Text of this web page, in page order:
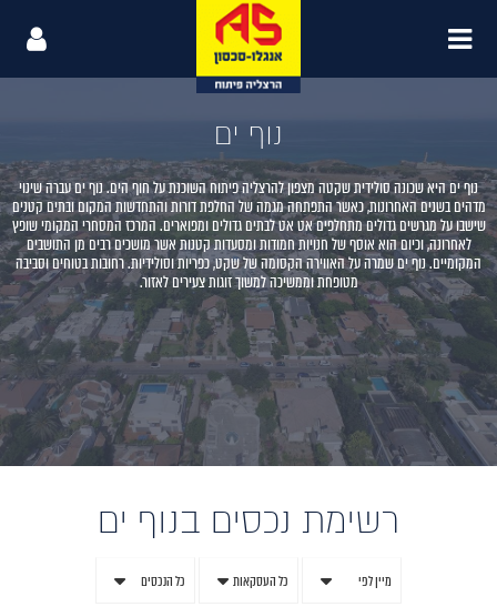
נוף ים
נוף ים היא שכונה סולידית שקטה מצפון להרצליה פיתוח השוכנת על חוף הים. נוף ים עברה שינוי
מדהים בשנים האחרונות, כאשר התפתחה מגמה של החלפת דורות והתחדשות המקום ובתים קטנים
שישבו על מגרשים גדולים מתחלפים אט אט לבתים גדולים ומפוארים. המרכז המסחרי המקומי שופץ
לאחרונה, וכיום הוא אוסף של חנויות חמודות ומסעדות קטנות אשר מושכים רבים מן התושבים
המקומיים. נוף ים שמרה על האווירה הקסומה של שקט, כפריות וסולידיות. רחובות בטוחים וסביבה
מטופחת וממשיכה למשוך זוגות צעירים לאזור.
רשימת נכסים בנוף ים
מיין לפי כל העסקאות כל הנכסים